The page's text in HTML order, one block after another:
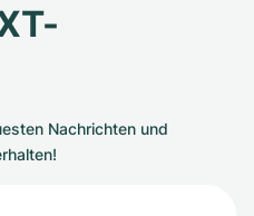
Nachrichten und